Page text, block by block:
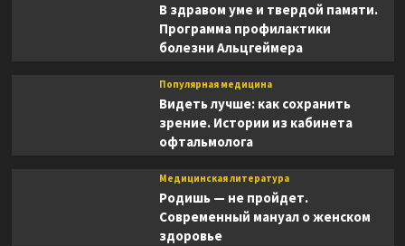
В здравом уме и твердой памяти.
Программа профилактики
болезни Альцгеймера
Популярная медицина
Видеть лучше: как сохранить
зрение. Истории из кабинета
офтальмолога
Медицинская литература
Родишь — не пройдет.
Современный мануал о женском
здоровье